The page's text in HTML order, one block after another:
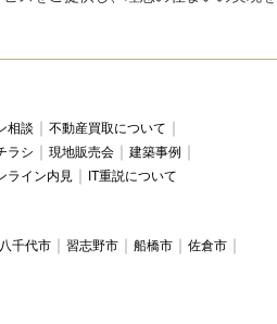
相談
不動産買取について
ラシ 現地販売会
建築事例
ライン内見 IT重説について
八千代市 習志野市 船橋市
佐倉市